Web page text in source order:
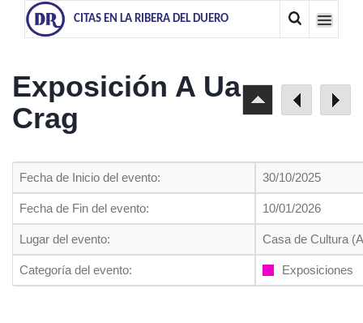
CITAS EN LA RIBERA DEL DUERO
Exposición A Ua
Crag
Fecha de Inicio del evento: 30/10/2025
Fecha de Fin del evento: 10/01/2026
Lugar del evento: Casa de Cultura
Categoría del evento: Exposiciones